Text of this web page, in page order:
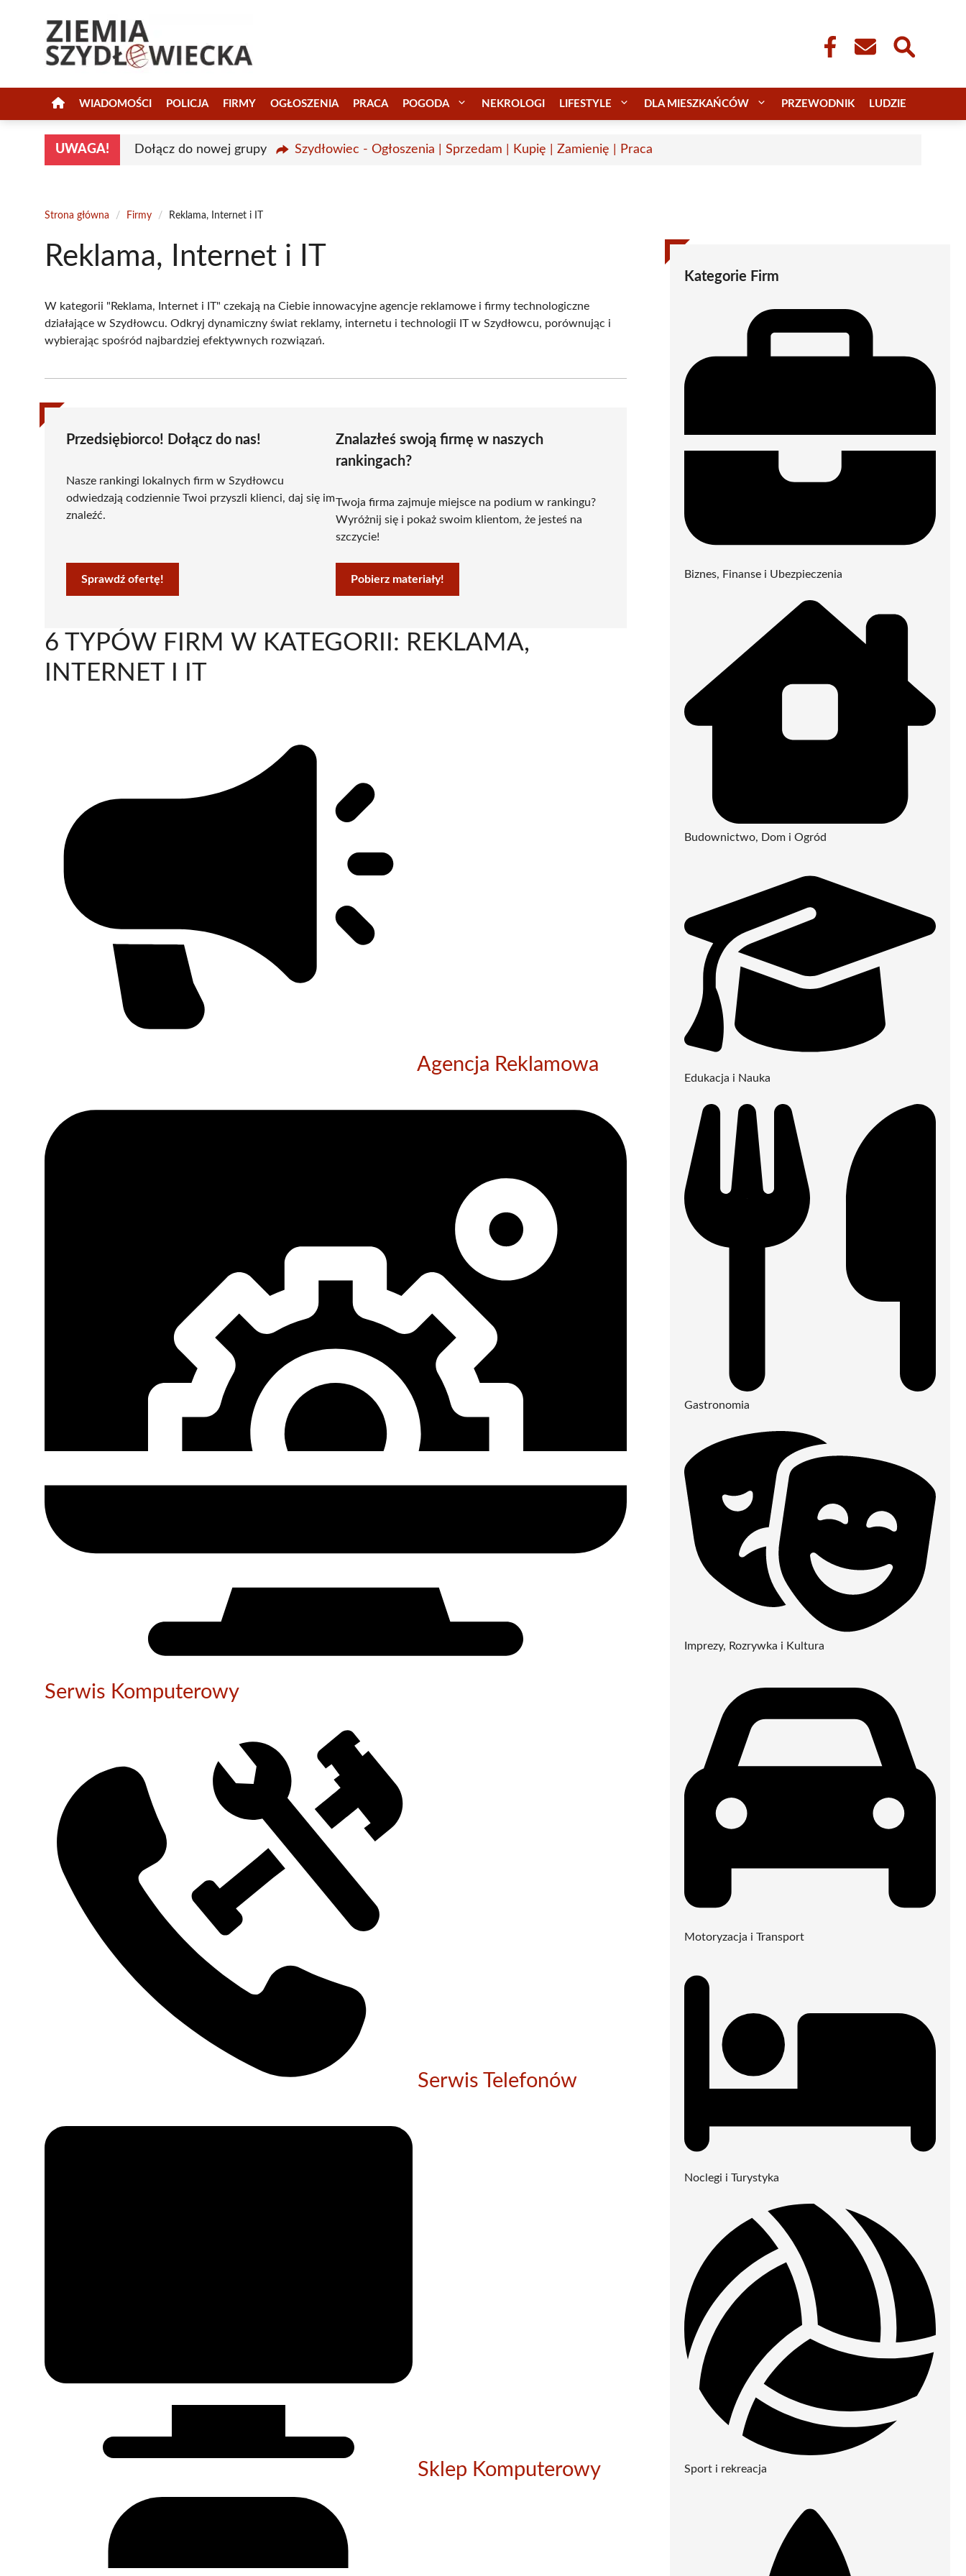
WIADOMOŚCI POLICJA FIRMY OGŁOSZENIA PRACA POGODA NEKROLOGI LIFESTYLE DLA MIESZKAŃCÓW PRZEWODNIK LUDZIE
UWAGA! Dołącz do nowej grupy Szydłowiec - Ogłoszenia | Sprzedam | Kupię | Zamienię | Praca
Strona główna / Firmy / Reklama, Internet i IT
Reklama, Internet i IT
W kategorii "Reklama, Internet i IT" czekają na Ciebie innowacyjne agencje reklamowe i firmy technologiczne
działające w Szydłowcu. Odkryj dynamiczny świat reklamy, internetu i technologii IT w Szydłowcu, porównując i
wybierając spośród najbardziej efektywnych rozwiązań.
Przedsiębiorco! Dołącz do nas!
Nasze rankingi lokalnych firm w Szydłowcu
odwiedzają codziennie Twoi przyszli klienci, daj się im
znaleźć.
Sprawdź ofertę!
Znalazłeś swoją firmę w naszych
rankingach?
Twoja firma zajmuje miejsce na podium w rankingu?
Wyróżnij się i pokaż swoim klientom, że jesteś na
szczycie!
Pobierz materiały!
6 TYPÓW FIRM W KATEGORII: REKLAMA,
INTERNET I IT
Agencja Reklamowa
Serwis Komputerowy
Serwis Telefonów
Sklep Komputerowy
Kategorie Firm
Biznes, Finanse i Ubezpieczenia
Budownictwo, Dom i Ogród
Edukacja i Nauka
Gastronomia
Imprezy, Rozrywka i Kultura
Motoryzacja i Transport
Noclegi i Turystyka
Sport i rekreacja